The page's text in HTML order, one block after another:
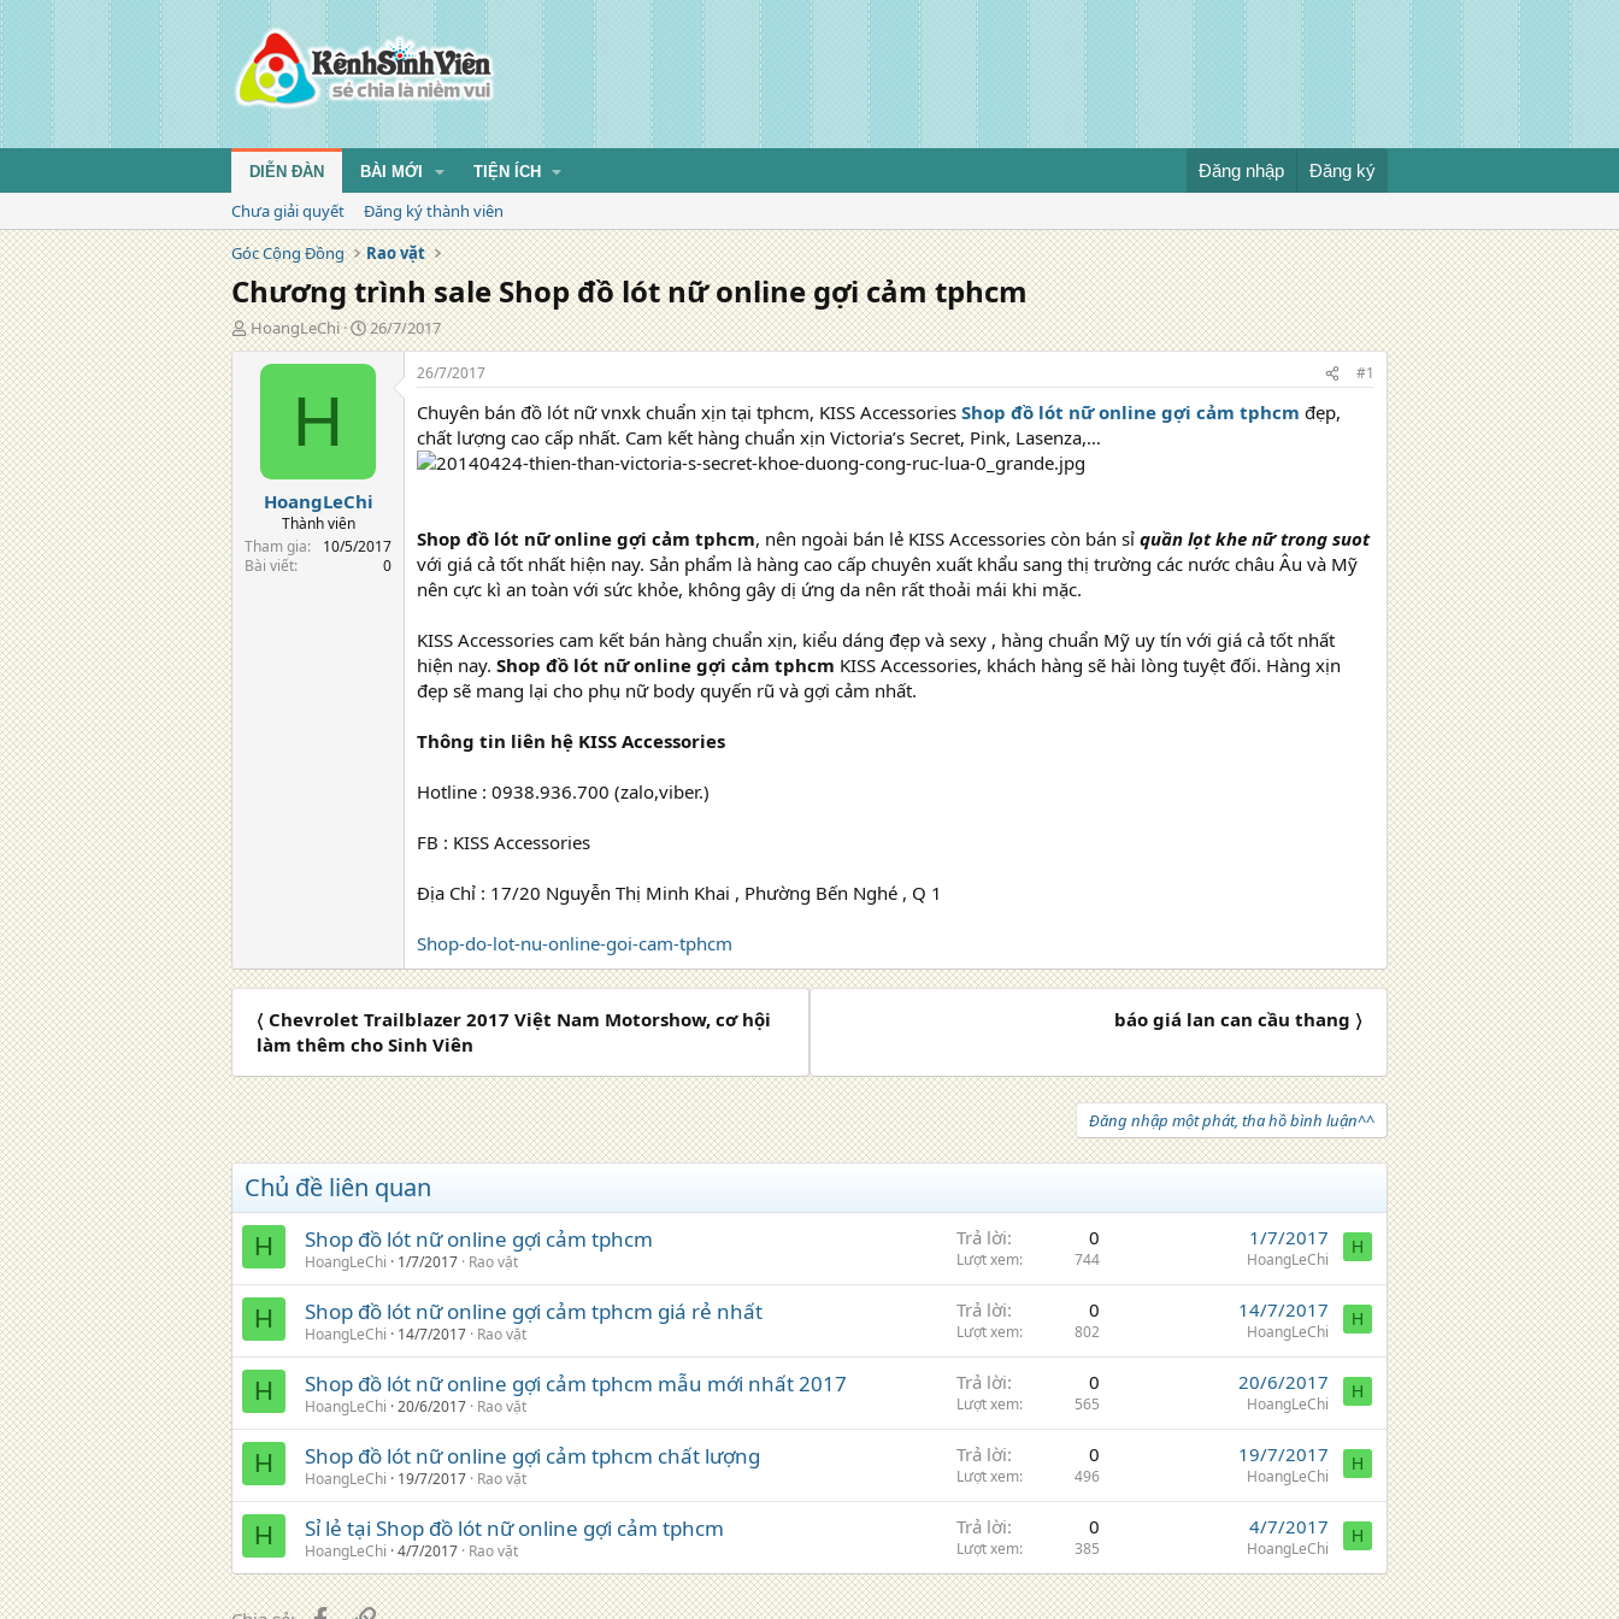
DIỄN ĐÀN BÀI MỚI TIỆN ÍCH Đăng nhập Đăng ký
Chưa giải quyết
Đăng ký thành viên
Góc Cộng Đồng
Rao vặt
Chương trình sale Shop đồ lót nữ online gợi cảm tphcm
T
á
HoangLeChi
N
g
à
g
26/7/2017
H
HoangLeChi
Thành viên
Tham gia
10/5/2017
Bài viết
0
26/7/2017 #1
Chuyên bán đồ lót nữ vnxk chuẩn xịn tại tphcm, KISS Accessories Shop đồ lót nữ online gợi cảm tphcm đẹp,
chất lượng cao cấp nhất. Cam kết hàng chuẩn xịn Victoria’s Secret, Pink, Lasenza,…
Shop đồ lót nữ online gợi cảm tphcm, nên ngoài bán lẻ KISS Accessories còn bán sỉ quần lọt khe nữ trong suot
với giá cả tốt nhất hiện nay. Sản phẩm là hàng cao cấp chuyên xuất khẩu sang thị trường các nước châu Âu và Mỹ
nên cực kì an toàn với sức khỏe, không gây dị ứng da nên rất thoải mái khi mặc.
KISS Accessories cam kết bán hàng chuẩn xịn, kiểu dáng đẹp và sexy , hàng chuẩn Mỹ uy tín với giá cả tốt nhất
hiện nay. Shop đồ lót nữ online gợi cảm tphcm KISS Accessories, khách hàng sẽ hài lòng tuyệt đối. Hàng xịn
đẹp sẽ mang lại cho phụ nữ body quyến rũ và gợi cảm nhất.
Thông tin liên hệ KISS Accessories
Hotline : 0938.936.700 (zalo,viber.)
FB : KISS Accessories
Địa Chỉ : 17/20 Nguyễn Thị Minh Khai , Phường Bến Nghé , Q 1
Shop-do-lot-nu-online-goi-cam-tphcm
〈 Chevrolet Trailblazer 2017 Việt Nam Motorshow, cơ hội
làm thêm cho Sinh Viên
báo giá lan can cầu thang 〉
Đăng nhập một phát, tha hồ bình luận^^
Chủ đề liên quan
H Shop đồ lót nữ online gợi cảm tphcm
HoangLeChi 1/7/2017 Rao vặt
Trả lời 0
Lượt xem 744
1/7/2017
HoangLeChi
H
H Shop đồ lót nữ online gợi cảm tphcm giá rẻ nhất
HoangLeChi 14/7/2017 Rao vặt
Trả lời 0
Lượt xem 802
14/7/2017
HoangLeChi
H
H Shop đồ lót nữ online gợi cảm tphcm mẫu mới nhất 2017
HoangLeChi 20/6/2017 Rao vặt
Trả lời 0
Lượt xem 565
20/6/2017
HoangLeChi
H
H Shop đồ lót nữ online gợi cảm tphcm chất lượng
HoangLeChi 19/7/2017 Rao vặt
Trả lời 0
Lượt xem 496
19/7/2017
HoangLeChi
H
H Sỉ lẻ tại Shop đồ lót nữ online gợi cảm tphcm
HoangLeChi 4/7/2017 Rao vặt
Trả lời 0
Lượt xem 385
4/7/2017
HoangLeChi
H